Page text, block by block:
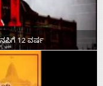
12 ವರ್ಷ